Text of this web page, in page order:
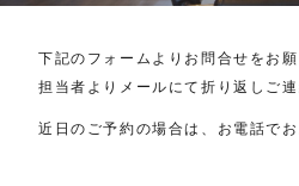
下記のフォームよりお問合せをお願
担当者よりメールにて折り返しご
近日のご予約の場合は、お電話でお